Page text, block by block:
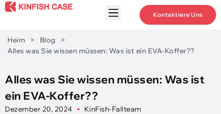
Kontaktiere Uns
Heim > Blog
>
Alles was Sie wissen müssen: Was ist ein EVA-Koffer??
Alles was Sie wissen müssen: Was ist
ein EVA-Koffer??
Dezember 20, 2024 KinFish-Fallteam